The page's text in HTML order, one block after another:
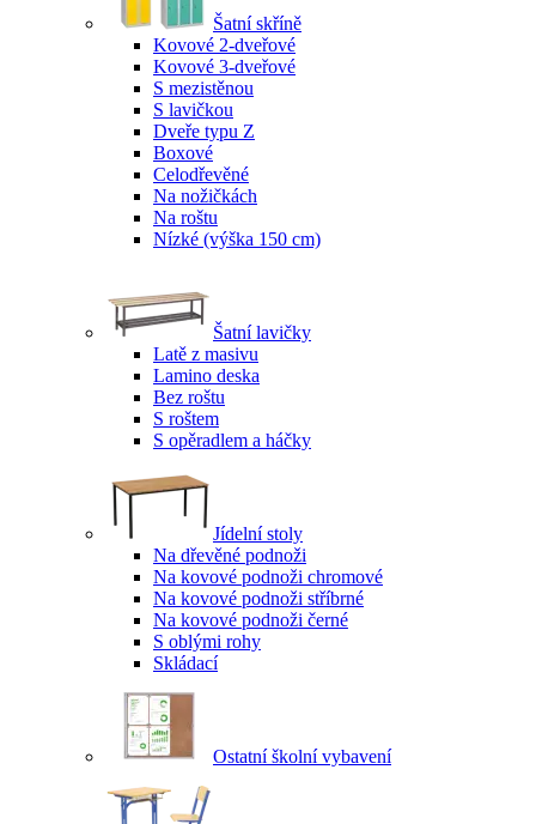
Šatní skříně
Kovové 2-dveřové
Kovové 3-dveřové
S mezistěnou
S lavičkou
Dveře typu Z
Boxové
Celodřevěné
Na nožičkách
Na roštu
Nízké (výška 150 cm)
Šatní lavičky
Latě z masivu
Lamino deska
Bez roštu
S roštem
S opěradlem a háčky
Jídelní stoly
Na dřevěné podnoži
Na kovové podnoži chromové
Na kovové podnoži stříbrné
Na kovové podnoži černé
S oblými rohy
Skládací
Ostatní školní vybavení